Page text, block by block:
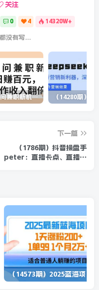
关注
0 4 14320W+
没有写...
百度问一问兼职新机遇，单号日赚百元，批量操作收入翻倍
下一篇
（1786期）抖音操盘手
peter：直播卡点、直播间